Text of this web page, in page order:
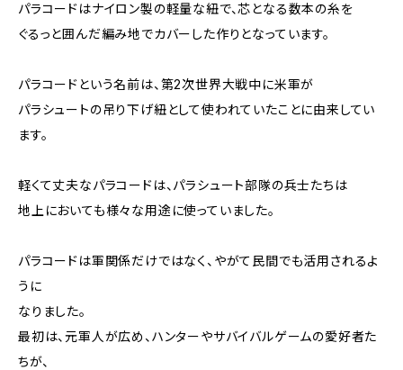
パラコードはナイロン製の軽量な紐で、芯となる数本の糸を
ぐるっと囲んだ編み地でカバーした作りとなっています。
パラコードという名前は、第2次世界大戦中に米軍が
パラシュートの吊り下げ紐として使われていたことに由来してい
ます。
軽くて丈夫なパラコードは、パラシュート部隊の兵士たちは
地上においても様々な用途に使っていました。
パラコードは軍関係だけではなく、やがて民間でも活用されるよ
うに
なりました。
最初は、元軍人が広め、ハンターやサバイバルゲームの愛好者た
ちが、